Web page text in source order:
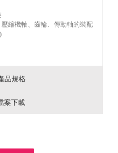
縮機軸、齒輪、傳動軸的裝配
品規格
案下載